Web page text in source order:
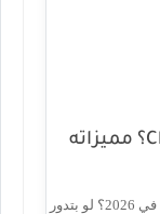
ما هو جهاز كروم بوك Chromebook؟ مميزاته
هل Chromebook هو أفضل لابتوب رخيص وخفيف في 2026؟ لو بتدور